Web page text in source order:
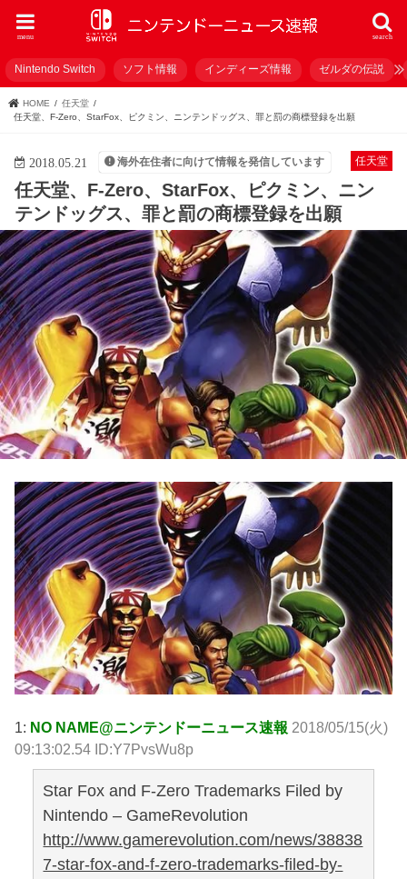
search
menu
Nintendo Switch ソフト情報 インディーズ情報 ゼルダの伝説
HOME
任天堂
任天堂、F-Zero、StarFox、ピクミン、ニンテンドッグス、罪と罰の商標登録を出願
任天堂
2018.05.21 海外在住者に向けて情報を発信しています
任天堂、F-Zero、StarFox、ピクミン、ニン
テンドッグス、罪と罰の商標登録を出願
1: NO NAME@ニンテンドーニュース速報 2018/05/15(火)
09:13:02.54 ID:Y7PvsWu8p
Star Fox and F-Zero Trademarks Filed by
Nintendo – GameRevolution
http://www.gamerevolution.com/news/38838
7-star-fox-and-f-zero-trademarks-filed-by-